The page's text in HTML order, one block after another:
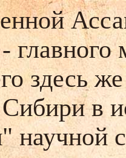
главного
здесь
в
научной